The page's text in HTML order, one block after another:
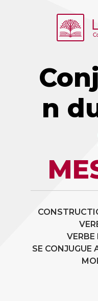
n
VERBE
SE CONJUGUE